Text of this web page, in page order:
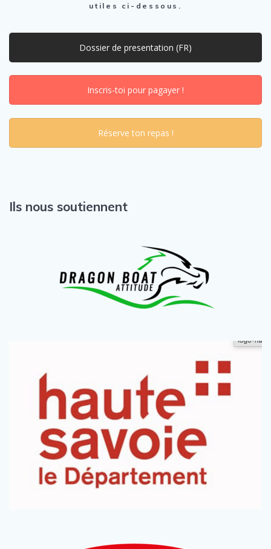
utiles ci-dessous.
Dossier de presentation (FR)
Inscris-toi pour pagayer !
Réserve ton repas !
Ils nous soutiennent